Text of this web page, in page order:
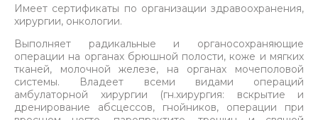
Имеет сертификаты по организации здравоохранения,
хирургии, онкологии.
Выполняет радикальные и органосохраняющие
операции на органах брюшной полости, коже и мягких
тканей, молочной железе, на органах мочеполовой
системы. Владеет всеми видами операций
амбулаторной хирургии (гн.хирургия: вскрытие и
дренирование абсцессов, гнойников, операции при